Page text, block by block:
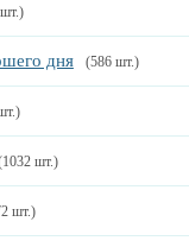
дня (586 шт.)
шт.)
шт.)